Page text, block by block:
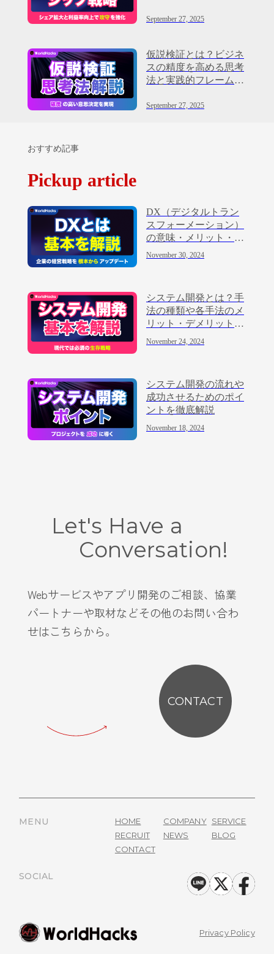
September 27, 2025
仮説検証とは？ビジネ
スの精度を高める思考
法と実践的フレームワ
September 27, 2025
おすすめ記事
Pickup article
DX（デジタルトラン
スフォーメーション）
の意味・メリット・進
め方を解説
November 30, 2024
システム開発とは？手
法の種類や各手法のメ
リット・デメリットを
解説
November 24, 2024
システム開発の流れや
成功させるためのポイ
ントを徹底解説
November 18, 2024
Let's Have a
Conversation!
Webサービスやアプリ開発のご相談、協業
パートナーや取材などその他のお問い合わ
せはこちらから。
CONTACT
MENU HOME COMPANY SERVICE
RECRUIT
NEWS
BLOG
CONTACT
SOCIAL
Privacy Policy